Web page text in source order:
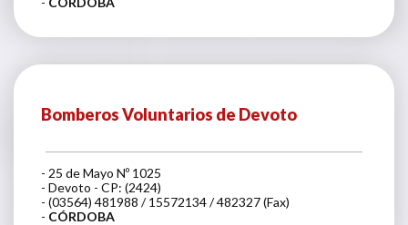
Bomberos Voluntarios de Devoto
- 25 de Mayo Nº 1025
- Devoto - CP: (2424)
- (03564) 481988 / 15572134 / 482327 (Fax)
- CÓRDOBA